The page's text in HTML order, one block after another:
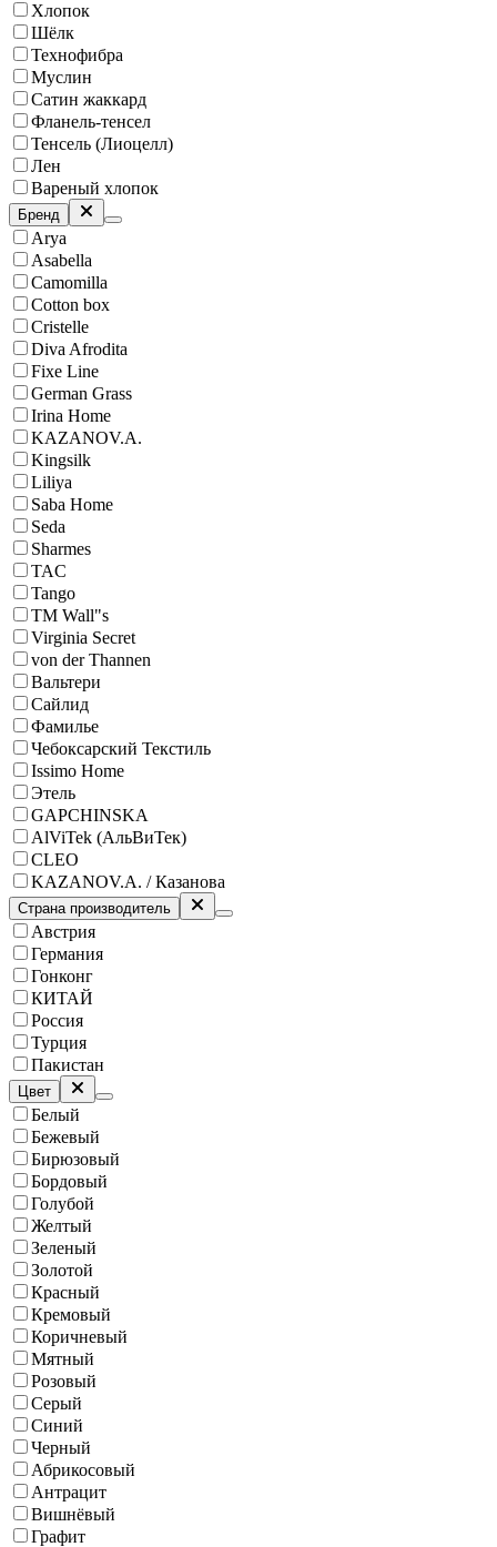
Хлопок
Шёлк
Технофибра
Муслин
Сатин жаккард
Фланель-тенсел
Тенсель (Лиоцелл)
Лен
Вареный хлопок
Бренд
Arya
Asabella
Camomilla
Cotton box
Cristelle
Diva Afrodita
Fixe Line
German Grass
Irina Home
KAZANOV.A.
Kingsilk
Liliya
Saba Home
Seda
Sharmes
TAC
Tango
ТМ Wall"s
Virginia Secret
von der Thannen
Вальтери
Сайлид
Фамилье
Чебоксарский Текстиль
Issimo Home
Этель
GAPCHINSKA
AlViTek (АльВиТек)
CLEO
KAZANOV.A. / Казанова
Страна производитель
Австрия
Германия
Гонконг
КИТАЙ
Россия
Турция
Пакистан
Цвет
Белый
Бежевый
Бирюзовый
Бордовый
Голубой
Желтый
Зеленый
Золотой
Красный
Кремовый
Коричневый
Мятный
Розовый
Серый
Синий
Черный
Абрикосовый
Антрацит
Вишнёвый
Графит